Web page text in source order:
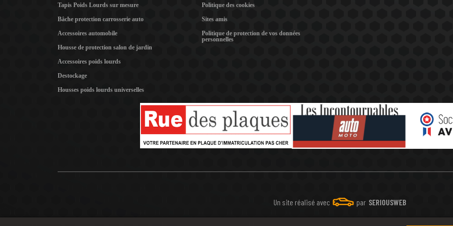
Tapis Poids Lourds sur mesure
Bâche protection carrosserie auto
Accessoires automobile
Housse de protection salon de jardin
Accessoires poids lourds
Destockage
Housses poids lourds universelles
Politique des cookies
Sites amis
Politique de protection de vos données
personnelles
Un site réalisé avec par SERIOUSWEB